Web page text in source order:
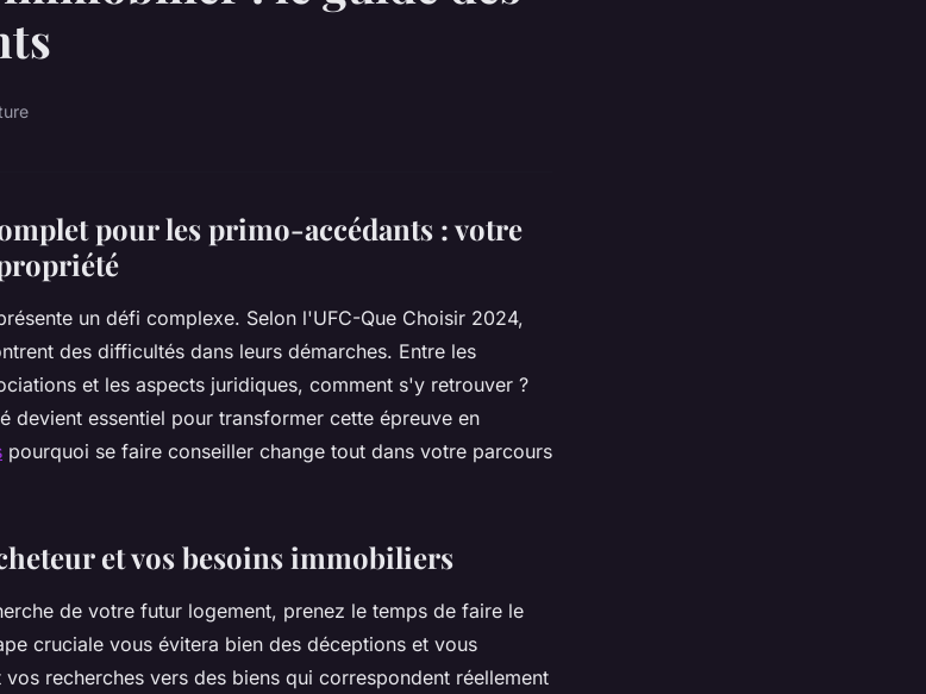
pour les primo-accédants : votre
un défi complexe. Selon l'UFC-Que Choisir 2024,
des difficultés dans leurs démarches. Entre les
et les aspects juridiques, comment s'y retrouver ?
devient essentiel pour transformer cette épreuve en
pourquoi se faire conseiller change tout dans votre parcours
et vos besoins immobiliers
de votre futur logement, prenez le temps de faire le
cruciale vous évitera bien des déceptions et vous
recherches vers des biens qui correspondent réellement